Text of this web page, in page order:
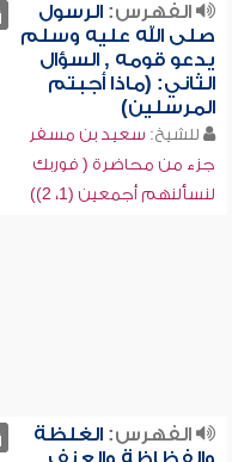
الفهرس:الرسول
صلى الله عليه وسلم
يدعو قومه , السؤال
الثاني: (ماذا أجبتم
المرسلين)
للشيخ: سعيد بن مسفر
جزء من محاضرة ( فوربك
لنسألنهم أجمعين (1، 2))
الفهرس:الغلظة